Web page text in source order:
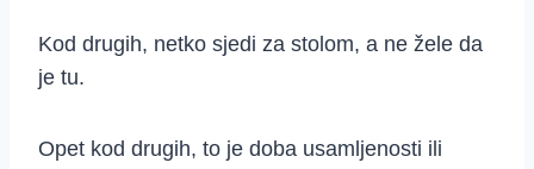
Kod drugih, netko sjedi za stolom, a ne žele da
je tu.
Opet kod drugih, to je doba usamljenosti ili